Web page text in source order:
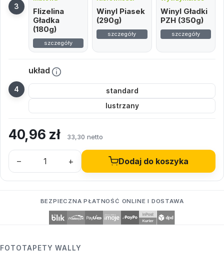
Flizelina
Gładka
(180g)
szczegóły
Winyl Piasek
(290g)
szczegóły
Winyl Gładki
PZH (350g)
szczegóły
układ
standard
lustrzany
40,96 zł 33,30 netto
– + Dodaj do koszyka
BEZPIECZNA PŁATNOŚĆ ONLINE I DOSTAWA
FOTOTAPETY WALLY